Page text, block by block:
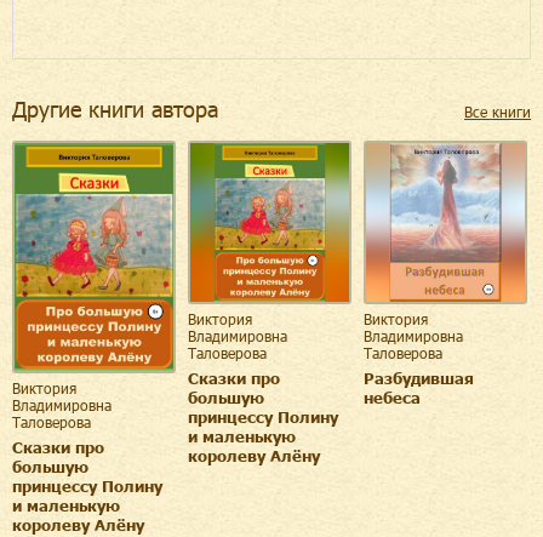
Другие книги автора Все книги
Виктория
Владимировна
Таловерова
Сказки про
большую
принцессу Полину
и маленькую
королеву Алёну
Виктория
Владимировна
Таловерова
Сказки про
большую
принцессу Полину
и маленькую
королеву Алёну
Виктория
Владимировна
Таловерова
Разбудившая
небеса